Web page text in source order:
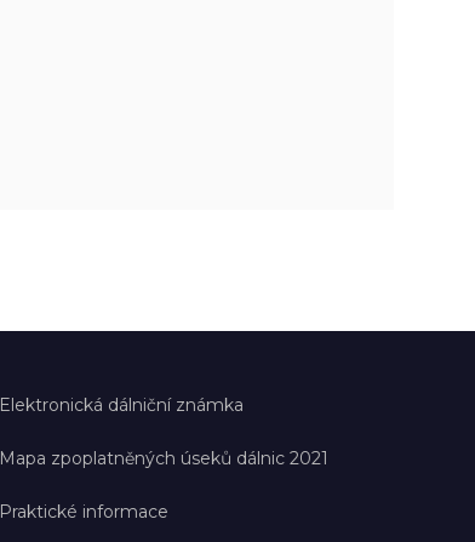
Elektronická dálniční známka
Mapa zpoplatněných úseků dálnic 2021
Praktické informace